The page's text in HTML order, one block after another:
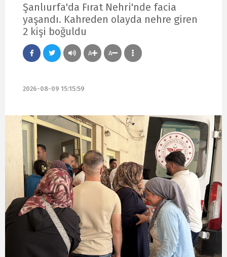
Şanlıurfa'da Fırat Nehri'nde facia
yaşandı. Kahreden olayda nehre giren
2 kişi boğuldu
A A
2026-08-09 15:15:59